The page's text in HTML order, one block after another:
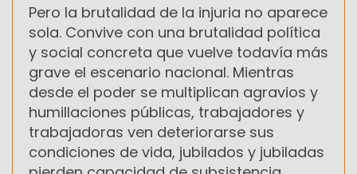
Pero la brutalidad de la injuria no aparece
sola. Convive con una brutalidad política
y social concreta que vuelve todavía más
grave el escenario nacional. Mientras
desde el poder se multiplican agravios y
humillaciones públicas, trabajadores y
trabajadoras ven deteriorarse sus
condiciones de vida, jubilados y jubiladas